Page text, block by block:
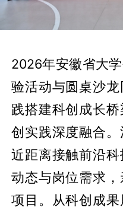
2026年安徽省大
验活动与圆桌沙
践搭建科创成长
创实践深度融合
近距离接触前沿
动态与岗位需求
项目。从科创成